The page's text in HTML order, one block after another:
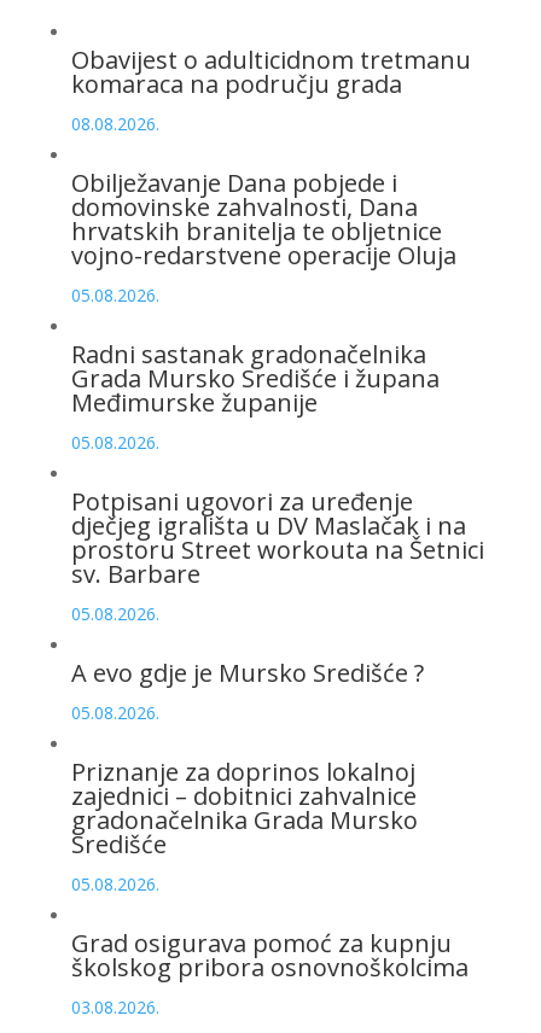
Obavijest o adulticidnom tretmanu
komaraca na području grada
08.08.2026.
Obilježavanje Dana pobjede i
domovinske zahvalnosti, Dana
hrvatskih branitelja te obljetnice
vojno-redarstvene operacije Oluja
05.08.2026.
Radni sastanak gradonačelnika
Grada Mursko Središće i župana
Međimurske županije
05.08.2026.
Potpisani ugovori za uređenje
dječjeg igrališta u DV Maslačak i na
prostoru Street workouta na Šetnici
sv. Barbare
05.08.2026.
A evo gdje je Mursko Središće ?
05.08.2026.
Priznanje za doprinos lokalnoj
zajednici – dobitnici zahvalnice
gradonačelnika Grada Mursko
Središće
05.08.2026.
Grad osigurava pomoć za kupnju
školskog pribora osnovnoškolcima
03.08.2026.